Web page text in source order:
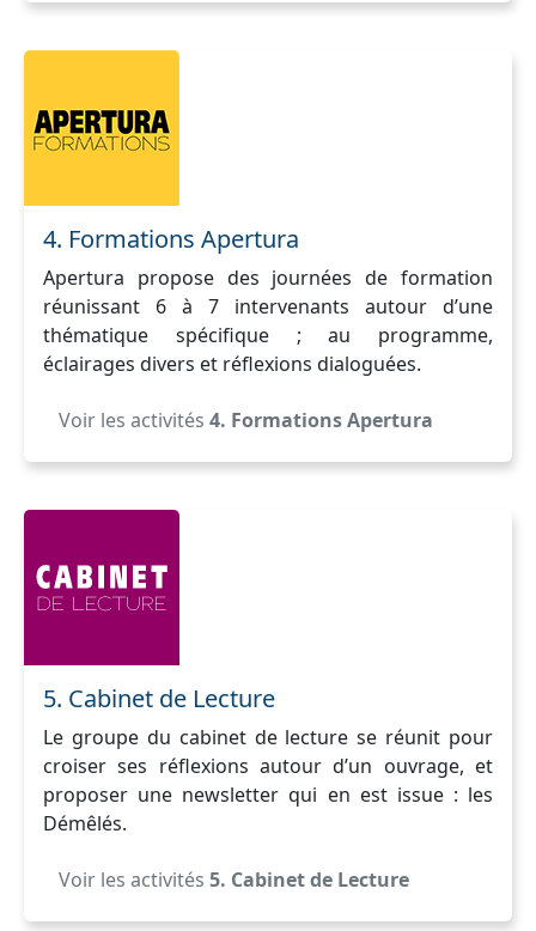
4. Formations Apertura
Apertura propose des journées de formation
réunissant 6 à 7 intervenants autour d’une
thématique spécifique ; au programme,
éclairages divers et réflexions dialoguées.
Voir les activités 4. Formations Apertura
5. Cabinet de Lecture
Le groupe du cabinet de lecture se réunit pour
croiser ses réflexions autour d’un ouvrage, et
proposer une newsletter qui en est issue : les
Démêlés.
Voir les activités 5. Cabinet de Lecture